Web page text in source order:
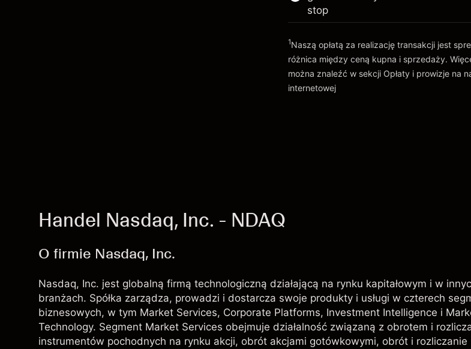
stop
Opłaty i Prowizje
1Naszą opłatą za realizację transakcji jest
różnica między ceną kupna i sprzedaży.
można znaleźć w sekcji Opłaty i prowizje na
internetowej
Handel Nasdaq, Inc. - NDAQ
O firmie Nasdaq, Inc.
Nasdaq, Inc. jest globalną firmą technologiczną działającą na rynku kapitałowym i w
branżach. Spółka zarządza, prowadzi i dostarcza swoje produkty i usługi w czterech
biznesowych, w tym Market Services, Corporate Platforms, Investment Intelligence i
Technology. Segment Market Services obejmuje działalność związaną z obrotem i
instrumentów pochodnych na rynku akcji, obrót akcjami gotówkowymi, obrót i rozliczanie